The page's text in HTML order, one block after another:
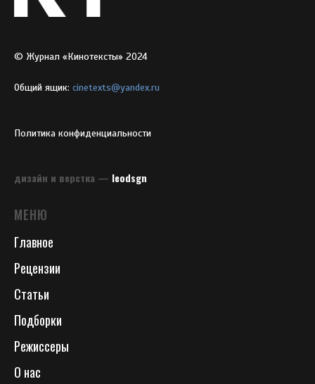
© Журнал «Кинотексты» 2024
Общий ящик: cinetexts@yandex.ru
Политика конфиденциальности
дизайн и верстка — leodsgn
МЕНЮ
Главное
Рецензии
Статьи
Подборки
Режиссеры
О нас